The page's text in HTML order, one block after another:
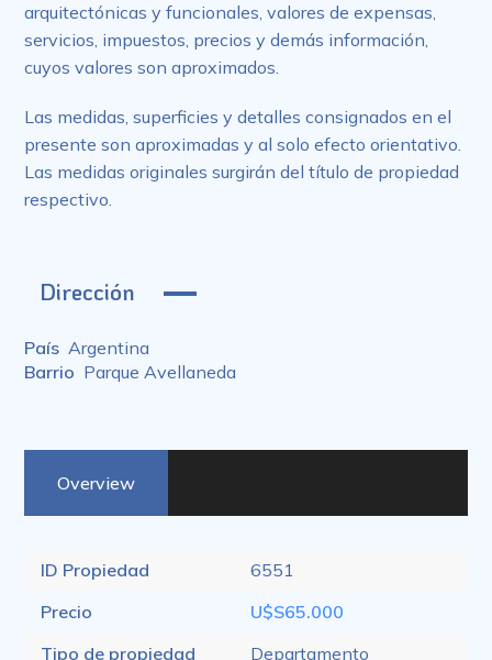
arquitectónicas y funcionales, valores de expensas,
servicios, impuestos, precios y demás información,
cuyos valores son aproximados.
Las medidas, superficies y detalles consignados en el
presente son aproximadas y al solo efecto orientativo.
Las medidas originales surgirán del título de propiedad
respectivo.
Dirección
País Argentina
Barrio Parque Avellaneda
Overview
ID Propiedad
6551
Precio
U$S65.000
Tipo de propiedad
Departamento